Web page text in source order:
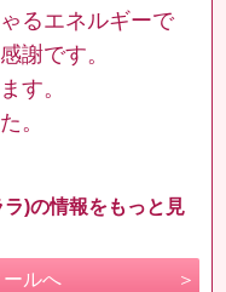
るエネルギーで
謝です。
す。
。
)の情報をもっと見
ルへ